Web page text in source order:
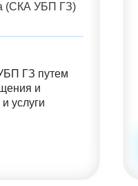
(СКА УБП ГЗ)
ГЗ путем
и
услуги